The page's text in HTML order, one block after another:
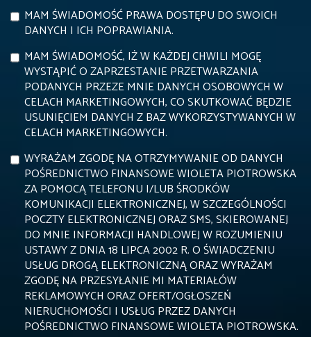
MAM ŚWIADOMOŚĆ PRAWA DOSTĘPU DO SWOICH
DANYCH I ICH POPRAWIANIA.
MAM ŚWIADOMOŚĆ, IŻ W KAŻDEJ CHWILI MOGĘ
WYSTĄPIĆ O ZAPRZESTANIE PRZETWARZANIA
PODANYCH PRZEZE MNIE DANYCH OSOBOWYCH W
CELACH MARKETINGOWYCH, CO SKUTKOWAĆ BĘDZIE
USUNIĘCIEM DANYCH Z BAZ WYKORZYSTYWANYCH W
CELACH MARKETINGOWYCH.
WYRAŻAM ZGODĘ NA OTRZYMYWANIE OD DANYCH
POŚREDNICTWO FINANSOWE WIOLETA PIOTROWSKA
ZA POMOCĄ TELEFONU I/LUB ŚRODKÓW
KOMUNIKACJI ELEKTRONICZNEJ, W SZCZEGÓLNOŚCI
POCZTY ELEKTRONICZNEJ ORAZ SMS, SKIEROWANEJ
DO MNIE INFORMACJI HANDLOWEJ W ROZUMIENIU
USTAWY Z DNIA 18 LIPCA 2002 R. O ŚWIADCZENIU
USŁUG DROGĄ ELEKTRONICZNĄ ORAZ WYRAŻAM
ZGODĘ NA PRZESYŁANIE MI MATERIAŁÓW
REKLAMOWYCH ORAZ OFERT/OGŁOSZEŃ
NIERUCHOMOŚCI I USŁUG PRZEZ DANYCH
POŚREDNICTWO FINANSOWE WIOLETA PIOTROWSKA.